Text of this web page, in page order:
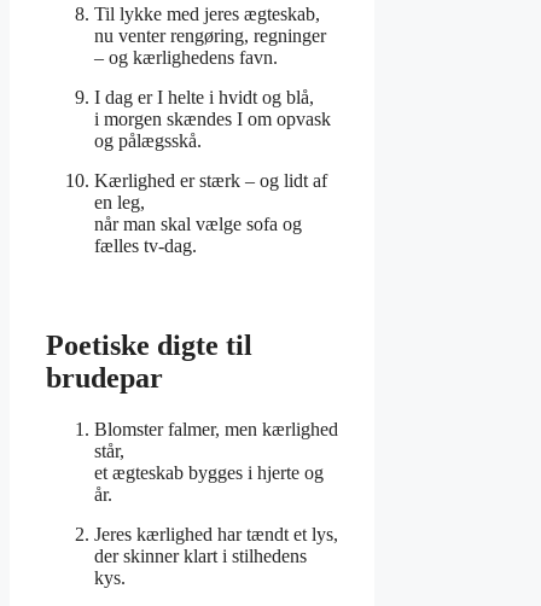
Til lykke med jeres ægteskab,
nu venter rengøring, regninger
– og kærlighedens favn.
I dag er I helte i hvidt og blå,
i morgen skændes I om opvask
og pålægsskå.
Kærlighed er stærk – og lidt af
en leg,
når man skal vælge sofa og
fælles tv-dag.
Poetiske digte til
brudepar
Blomster falmer, men kærlighed
står,
et ægteskab bygges i hjerte og
år.
Jeres kærlighed har tændt et lys,
der skinner klart i stilhedens
kys.